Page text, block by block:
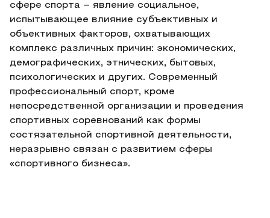
сфере спорта – явление социальное,
испытывающее влияние субъективных и
объективных факторов, охватывающих
комплекс различных причин: экономических,
демографических, этнических, бытовых,
психологических и других. Современный
профессиональный спорт, кроме
непосредственной организации и проведения
спортивных соревнований как формы
состязательной спортивной деятельности,
неразрывно связан с развитием сферы
«спортивного бизнеса».